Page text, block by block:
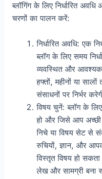
ब्लॉगिंग के लिए निर्धारित
चरणों का पालन करें:
निर्धारित अवधि: एक
ब्लॉग के लिए समय
व्यवस्थित और
हफ्तों, महीनों या
संसाधनों पर निर्भर
विषय चुनें: ब्लॉग के
हो और जिसे आप
निचे या विषय सेट से
रुचियों, ज्ञान, और
विस्तृत विषय हो
लेख और सामग्री बना